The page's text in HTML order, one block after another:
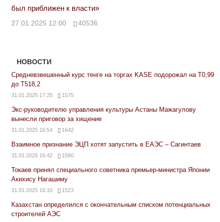
был приближен к власти»
27.01.2025 12:00 40536
НОВОСТИ
Средневзвешенный курс тенге на торгах KASE подорожал на Т0,99
до Т518,2
31.01.2025 17:25 1575
Экс-руководителю управления культуры Астаны Мажагулову
вынесли приговор за хищение
31.01.2025 16:54 1642
Взаимное признание ЭЦП хотят запустить в ЕАЭС – Сагинтаев
31.01.2025 16:42 1590
Токаев принял специального советника премьер-министра Японии
Акихису Нагашиму
31.01.2025 16:10 1523
Казахстан определился с окончательным списком потенциальных
строителей АЭС